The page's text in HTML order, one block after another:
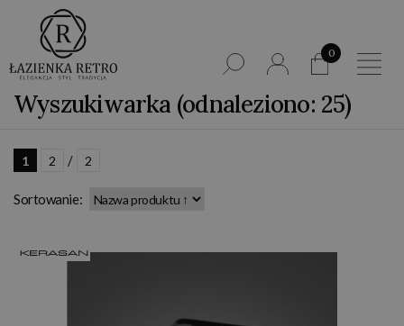
0
Wyszukiwarka (odnaleziono: 25)
1 2 / 2
Sortowanie: